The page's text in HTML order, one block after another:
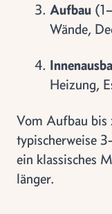
Aufbau
Wände,
Heizung,
Vom Aufbau bis
typischerweise
ein klassisches
länger.